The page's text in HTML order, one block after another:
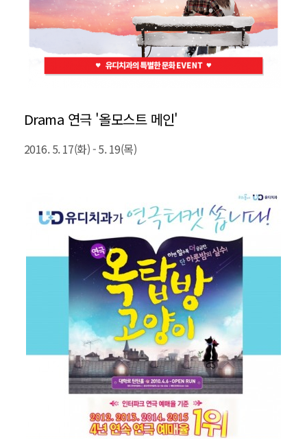
Drama 연극 '올모스트 메인'
2016. 5. 17(화) - 5. 19(목)